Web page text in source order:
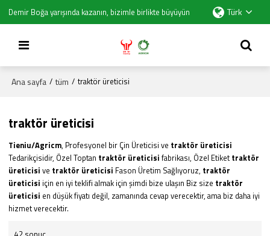
Demir Boğa yarışında kazanın, bizimle birlikte büyüyün Türk
Ana sayfa / tüm / traktör üreticisi
traktör üreticisi
Tieniu/Agricm, Profesyonel bir Çin Üreticisi ve traktör üreticisi
Tedarikçisidir, Özel Toptan traktör üreticisi fabrikası, Özel Etiket traktör
üreticisi ve traktör üreticisi Fason Üretim Sağlıyoruz, traktör
üreticisi için en iyi teklifi almak için şimdi bize ulaşın Biz size traktör
üreticisi en düşük fiyatı değil, zamanında cevap verecektir, ama biz daha iyi
hizmet verecektir.